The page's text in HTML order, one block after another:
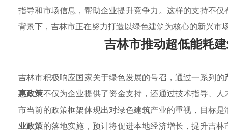
指导和市场信息，帮助企业提升竞争力。这样的支持不
背景下，吉林市正在努力打造以绿色建筑为核心的新兴市
吉林市推动超低能耗
吉林市积极响应国家关于绿色发展的号召，通过一系列的
惠政策不仅为企业提供了资金支持，还通过技术指导、
市当前的政策框架体现出对绿色建筑产业的重视，目标
业政策的落地实施，预计将促进本地经济增长，提升吉